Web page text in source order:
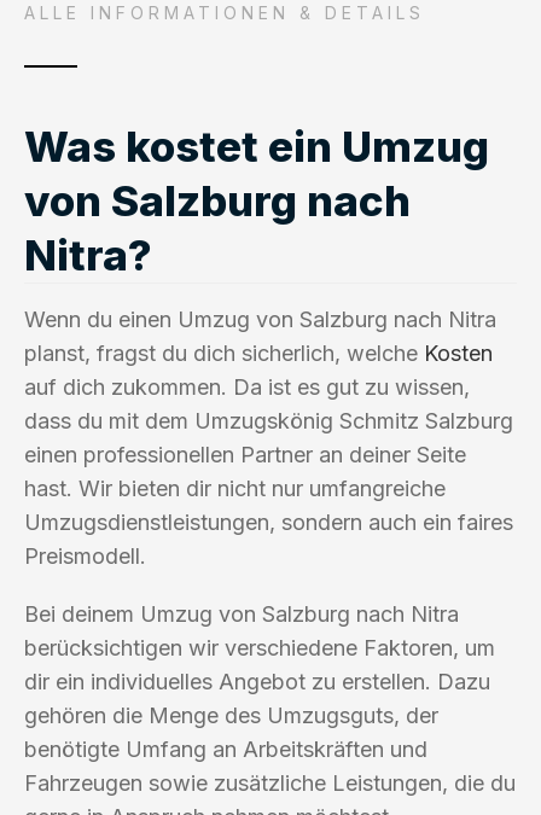
ALLE INFORMATIONEN & DETAILS
Was kostet ein Umzug
von Salzburg nach
Nitra?
Wenn du einen Umzug von Salzburg nach Nitra
planst, fragst du dich sicherlich, welche Kosten
auf dich zukommen. Da ist es gut zu wissen,
dass du mit dem Umzugskönig Schmitz Salzburg
einen professionellen Partner an deiner Seite
hast. Wir bieten dir nicht nur umfangreiche
Umzugsdienstleistungen, sondern auch ein faires
Preismodell.
Bei deinem Umzug von Salzburg nach Nitra
berücksichtigen wir verschiedene Faktoren, um
dir ein individuelles Angebot zu erstellen. Dazu
gehören die Menge des Umzugsguts, der
benötigte Umfang an Arbeitskräften und
Fahrzeugen sowie zusätzliche Leistungen, die du